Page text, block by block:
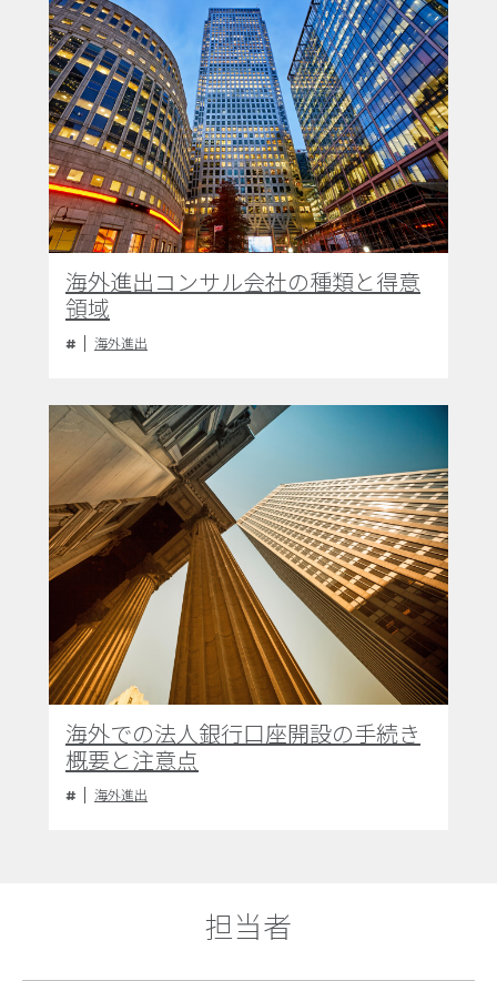
海外進出コンサル会社の種類と得意
領域
海外進出
海外での法人銀行口座開設の手続き
概要と注意点
海外進出
担当者